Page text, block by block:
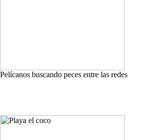
Pelícanos buscando peces entre las redes